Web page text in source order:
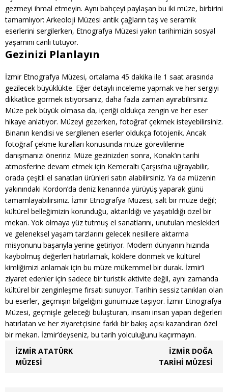
gezmeyi ihmal etmeyin. Aynı bahçeyi paylaşan bu iki müze, birbirini
tamamlıyor: Arkeoloji Müzesi antik çağların taş ve seramik
eserlerini sergilerken, Etnografya Müzesi yakın tarihimizin sosyal
yaşamını canlı tutuyor.
Gezinizi Planlayın
İzmir Etnografya Müzesi, ortalama 45 dakika ile 1 saat arasında
gezilecek büyüklükte. Eğer detaylı inceleme yapmak ve her sergiyi
dikkatlice görmek istiyorsanız, daha fazla zaman ayırabilirsiniz.
Müze pek büyük olmasa da, içeriği oldukça zengin ve her eser
hikaye anlatıyor. Müzeyi gezerken, fotoğraf çekmek isteyebilirsiniz.
Binanın kendisi ve sergilenen eserler oldukça fotojenik. Ancak
fotoğraf çekme kuralları konusunda müze görevlilerine
danışmanızı öneririz. Müze gezinizden sonra, Konak’ın tarihi
atmosferine devam etmek için Kemeraltı Çarşısı’na uğrayabilir,
orada çeşitli el sanatları ürünleri satın alabilirsiniz. Ya da müzenin
yakınındaki Kordon’da deniz kenarında yürüyüş yaparak günü
tamamlayabilirsiniz. İzmir Etnografya Müzesi, salt bir müze değil;
kültürel belleğimizin korunduğu, aktarıldığı ve yaşatıldığı özel bir
mekan. Yok olmaya yüz tutmuş el sanatlarını, unutulan meslekleri
ve geleneksel yaşam tarzlarını gelecek nesillere aktarma
misyonunu başarıyla yerine getiriyor. Modern dünyanın hızında
kaybolmuş değerleri hatırlamak, köklere dönmek ve kültürel
kimliğimizi anlamak için bu müze mükemmel bir durak. İzmir’i
ziyaret edenler için sadece bir turistik aktivite değil, aynı zamanda
kültürel bir zenginleşme fırsatı sunuyor. Tarihin sessiz tanıkları olan
bu eserler, geçmişin bilgeliğini günümüze taşıyor. İzmir Etnografya
Müzesi, geçmişle geleceği buluşturan, insanı insan yapan değerleri
hatırlatan ve her ziyaretçisine farklı bir bakış açısı kazandıran özel
bir mekan. İzmir’deyseniz, bu tarih yolculuğunu kaçırmayın.
İZMIR ATATÜRK
MÜZESI
İZMIR DOĞA
TARIHI MÜZESI